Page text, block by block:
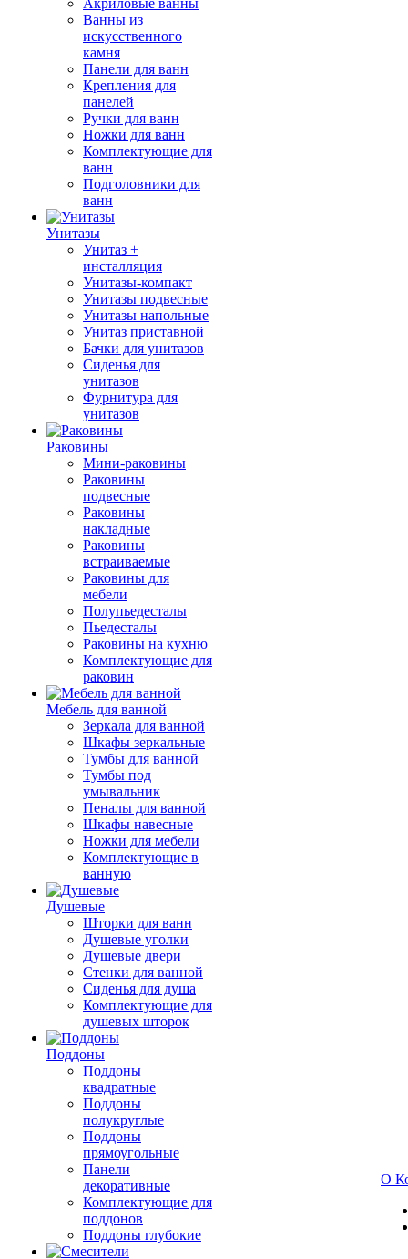
Акриловые ванны
Ванны из
искусственного
камня
Панели для ванн
Крепления для
панелей
Ручки для ванн
Ножки для ванн
Комплектующие для
ванн
Подголовники для
ванн
Унитазы
Унитаз +
инсталляция
Унитазы-компакт
Унитазы подвесные
Унитазы напольные
Унитаз приставной
Бачки для унитазов
Сиденья для
унитазов
Фурнитура для
унитазов
Раковины
Мини-раковины
Раковины
подвесные
Раковины
накладные
Раковины
встраиваемые
Раковины для
мебели
Полупьедесталы
Пьедесталы
Раковины на кухню
Комплектующие для
раковин
Мебель для ванной
Зеркала для ванной
Шкафы зеркальные
Тумбы для ванной
Тумбы под
умывальник
Пеналы для ванной
Шкафы навесные
Ножки для мебели
Комплектующие в
ванную
Душевые
Шторки для ванн
Душевые уголки
Душевые двери
Стенки для ванной
Сиденья для душа
Комплектующие для
душевых шторок
Поддоны
Поддоны
квадратные
Поддоны
полукруглые
Поддоны
прямоугольные
Панели
декоративные
Комплектующие для
поддонов
Поддоны глубокие
О